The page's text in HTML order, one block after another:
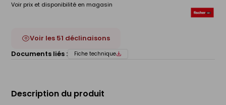
Voir prix et disponibilité en magasin
Voir les 51 déclinaisons
Documents liés :
Fiche technique
Description du produit